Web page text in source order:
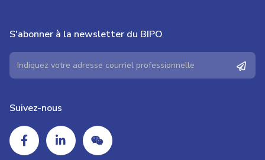
S'abonner à la newsletter du BIPO
Suivez-nous